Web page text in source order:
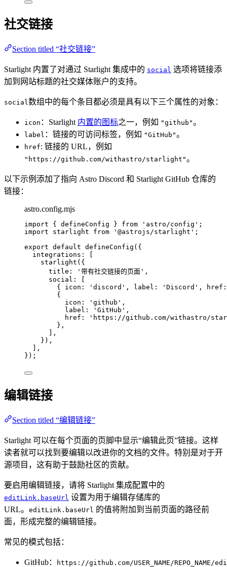
社交链接
Section titled “社交链接”
Starlight 内置了对通过 Starlight 集成中的 social 选项将链接添
加到网站标题的社交媒体账户的支持。
social数组中的每个条目都必须是具有以下三个属性的对象：
icon ：Starlight 内置的图标之一，例如 "github"。
label ：链接的可访问标签，例如 "GitHub"。
href: 链接的 URL，例如
"https://github.com/withastro/starlight"。
以下示例添加了指向 Astro Discord 和 Starlight GitHub 仓库的
链接：
astro.config.mjs
import { defineConfig } from ' astro/config ' ;
import starlight from ' @astrojs/starlight ' ;
export default defineConfig ({
integrations: [
starlight ({
title:
' 带有社交链接的页面 ' ,
social: [
{ icon:
' discord ' , label: ' Discord ' ,
{
icon:
' github ' ,
label:
' GitHub ' ,
href:
' https://github.com/withastro/
},
],
}),
],
});
编辑链接
Section titled “编辑链接”
Starlight 可以在每个页面的页脚中显示“编辑此页”链接。这样
读者就可以找到要编辑以改进你的文档的文件。特别是对于开
源项目，这有助于鼓励社区的贡献。
要启用编辑链接，请将 Starlight 集成配置中的
editLink.baseUrl 设置为用于编辑存储库的
URL。 editLink.baseUrl 的值将附加到当前页面的路径前
面，形成完整的编辑链接。
常见的模式包括：
GitHub： https://github.com/USER_NAME/REPO_NAME/